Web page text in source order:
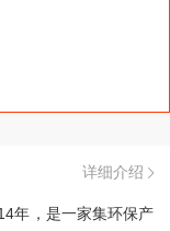
详细介绍
年，是一家集环保产